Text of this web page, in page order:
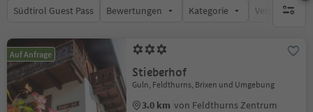
Südtirol Guest Pass Bewertungen Kategorie 1
Auf Anfrage
Stieberhof
Guln, Feldthurns, Brixen und Umgebung
3.0 km von Feldthurns Zentrum